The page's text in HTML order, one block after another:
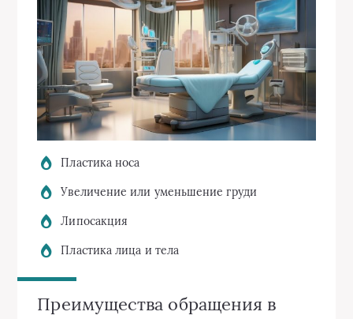
Пластика носа
Увеличение или уменьшение груди
Липосакция
Пластика лица и тела
Преимущества обращения в